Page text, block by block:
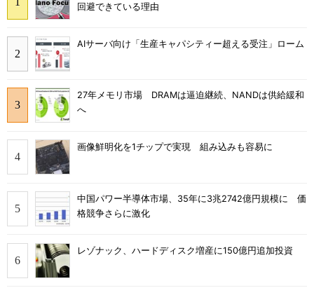
回避できている理由
AIサーバ向け「生産キャパシティー超える受注」ローム
27年メモリ市場 DRAMは逼迫継続、NANDは供給緩和
へ
画像鮮明化を1チップで実現 組み込みも容易に
中国パワー半導体市場、35年に3兆2742億円規模に 価
格競争さらに激化
レゾナック、ハードディスク増産に150億円追加投資